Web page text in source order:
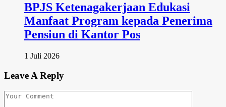
BPJS Ketenagakerjaan Edukasi
Manfaat Program kepada Penerima
Pensiun di Kantor Pos
1 Juli 2026
Leave A Reply